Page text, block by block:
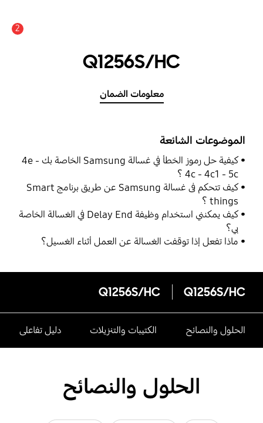
2
Q1256S/HC
معلومات الضمان
الموضوعات الشائعة
كيفية حل رموز الخطأ في غسالة Samsung الخاصة بك 4e -
4c - 4c1 - 5c ؟
كيف تتحكم فى غسالة Samsung عن طريق برنامج Smart
things ؟
كيف يمكنني استخدام وظيفة Delay End في الغسالة الخاصة
بي؟
ماذا تفعل إذا توقفت الغسالة عن العمل أثناء الغسيل؟
Q1256S/HC
Q1256S/HC
الحلول والنصائح الكتيبات والتنزيلات دليل تفاعلى
الحلول والنصائح